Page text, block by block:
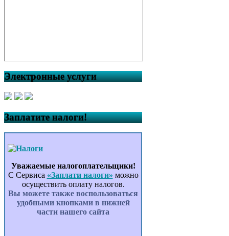
Электронные услуги
Заплатите налоги!
Уважаемые налогоплательщики!
С Сервиса «Заплати налоги» можно
осуществить оплату налогов.
Вы можете также воспользоваться
удобными кнопками в нижней
части нашего сайта